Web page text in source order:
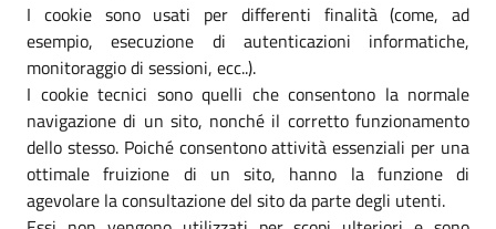
I cookie sono usati per differenti finalità (come, ad
esempio, esecuzione di autenticazioni informatiche,
monitoraggio di sessioni, ecc..).
I cookie tecnici sono quelli che consentono la normale
navigazione di un sito, nonché il corretto funzionamento
dello stesso. Poiché consentono attività essenziali per una
ottimale fruizione di un sito, hanno la funzione di
agevolare la consultazione del sito da parte degli utenti.